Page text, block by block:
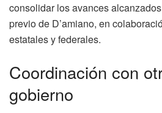
consolidar los avances
previo de D’amiano, en
estatales y federales.
Coordinación con
gobierno